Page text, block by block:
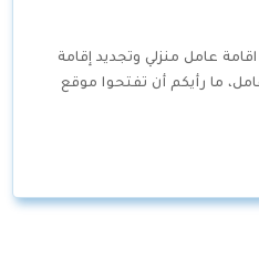
عامل منزلي وتجديد إقامة
ما رأيكم أن تفتحوا موقع